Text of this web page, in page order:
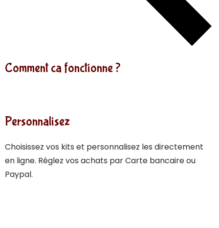
Comment ca fonctionne ?
Personnalisez
Choisissez vos kits et personnalisez les directement
en ligne. Réglez vos achats par Carte bancaire ou
Paypal.